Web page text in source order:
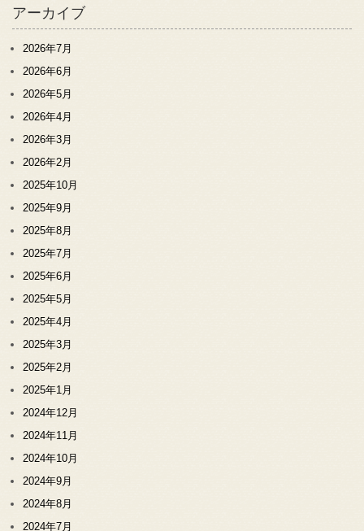
アーカイブ
2026年7月
2026年6月
2026年5月
2026年4月
2026年3月
2026年2月
2025年10月
2025年9月
2025年8月
2025年7月
2025年6月
2025年5月
2025年4月
2025年3月
2025年2月
2025年1月
2024年12月
2024年11月
2024年10月
2024年9月
2024年8月
2024年7月